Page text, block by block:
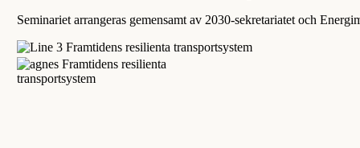
Seminariet arrangeras gemensamt av 2030-sekretariatet och